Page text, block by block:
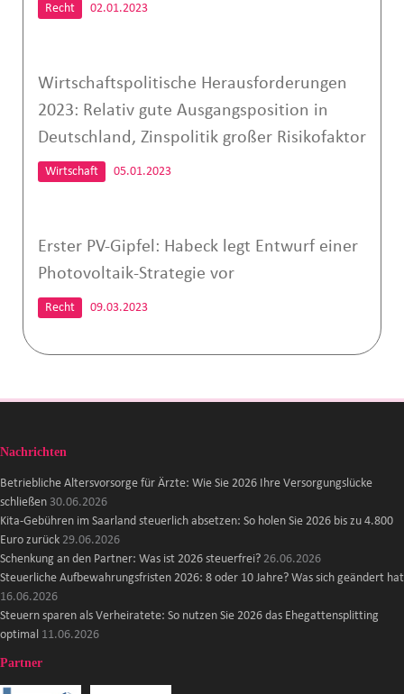
Recht 02.01.2023
Wirtschaftspolitische Herausforderungen
2023: Relativ gute Ausgangsposition in
Deutschland, Zinspolitik großer Risikofaktor
Wirtschaft 05.01.2023
Erster PV-Gipfel: Habeck legt Entwurf einer
Photovoltaik-Strategie vor
Recht 09.03.2023
Nachrichten
Betriebliche Altersvorsorge für Ärzte: Wie Sie 2026 Ihre Versorgungslücke
schließen 30.06.2026
Kita-Gebühren im Saarland steuerlich absetzen: So holen Sie 2026 bis zu 4.800
Euro zurück 29.06.2026
Schenkung an den Partner: Was ist 2026 steuerfrei? 26.06.2026
Steuerliche Aufbewahrungsfristen 2026: 8 oder 10 Jahre? Was sich geändert hat
16.06.2026
Steuern sparen als Verheiratete: So nutzen Sie 2026 das Ehegattensplitting
optimal 11.06.2026
Partner